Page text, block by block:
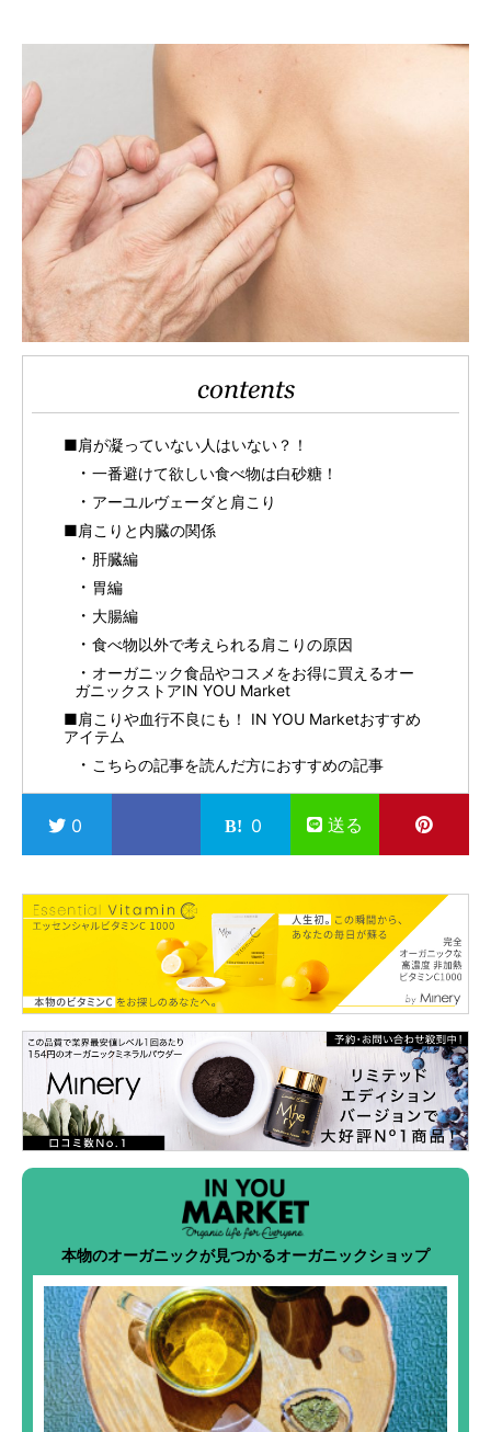
contents
■肩が凝っていない人はいない？！
一番避けて欲しい食べ物は白砂糖！
アーユルヴェーダと肩こり
■肩こりと内臓の関係
肝臓編
胃編
大腸編
食べ物以外で考えられる肩こりの原因
オーガニック食品やコスメをお得に買えるオー
ガニックストアIN YOU Market
■肩こりや血行不良にも！ IN YOU Marketおすすめ
アイテム
こちらの記事を読んだ方におすすめの記事
0 0 送る
本物のオーガニックが見つかるオーガニックショップ